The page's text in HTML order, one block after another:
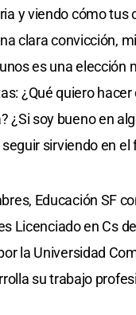
y viendo cómo tus
clara convicción,
es una elección
¿Qué quiero
¿Si soy bueno en
sirviendo en el
Educación SF
Licenciado en Cs
la Universidad
su trabajo